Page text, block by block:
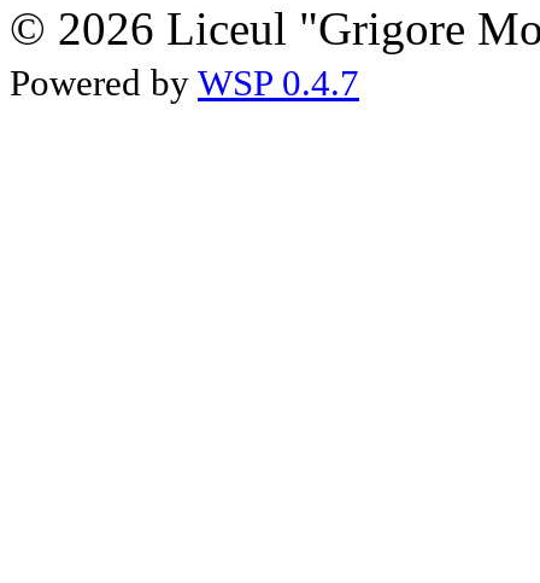
© 2026 Liceul "Grigore
Powered by WSP 0.4.7